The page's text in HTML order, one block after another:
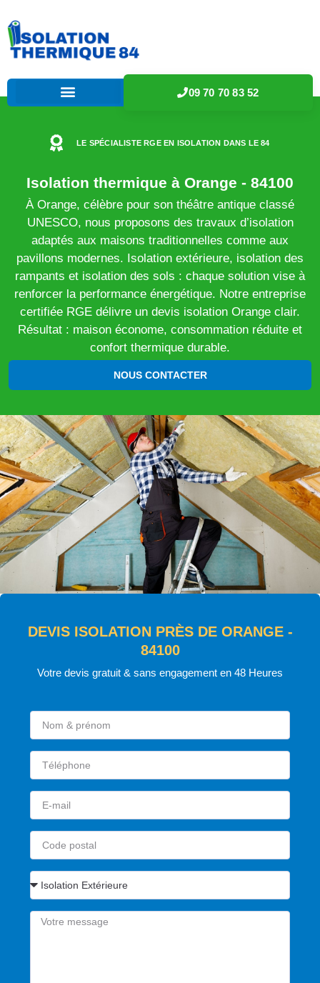
09 70 70 83 52
LE SPÉCIALISTE RGE EN ISOLATION DANS LE 84
Isolation thermique à Orange - 84100
À Orange, célèbre pour son théâtre antique classé
UNESCO, nous proposons des travaux d’isolation
adaptés aux maisons traditionnelles comme aux
pavillons modernes. Isolation extérieure, isolation des
rampants et isolation des sols : chaque solution vise à
renforcer la performance énergétique. Notre entreprise
certifiée RGE délivre un devis isolation Orange clair.
Résultat : maison économe, consommation réduite et
confort thermique durable.
NOUS CONTACTER
DEVIS ISOLATION PRÈS DE ORANGE -
84100
Votre devis gratuit & sans engagement en 48 Heures